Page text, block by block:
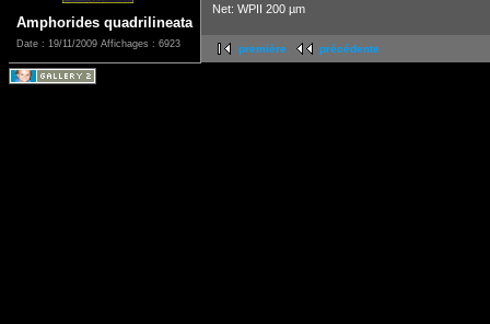
Amphorides quadrilineata
Date : 19/11/2009 Affichages : 6923
Net: WPII 200 µm
première précédente